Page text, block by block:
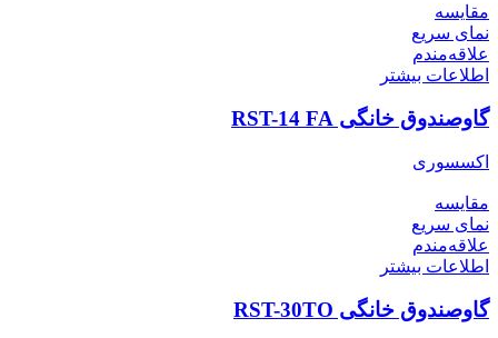
مقایسه
نمای سریع
علاقه‌مندم
اطلاعات بیشتر
گاوصندوق خانگی RST-14 FA
اکسسوری
مقایسه
نمای سریع
علاقه‌مندم
اطلاعات بیشتر
گاوصندوق خانگی RST-30TO